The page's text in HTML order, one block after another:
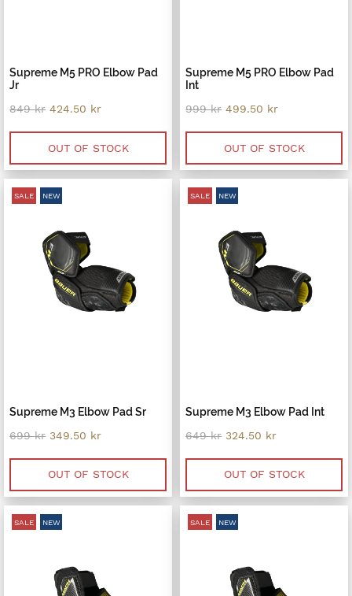
Supreme M5 PRO Elbow Pad
Jr
849kr Original
was:
849 kr.
424.50 krCurrent
is:
424.50 kr.
OUT OF STOCK
Supreme M5 PRO Elbow Pad
Int
999kr Original
was:
999 kr.
499.50 krCurrent
is:
499.50 kr.
OUT OF STOCK
SALE NEW
Supreme M3 Elbow Pad Sr
699kr Original
was:
699 kr.
349.50 krCurrent
is:
349.50 kr.
OUT OF STOCK
SALE NEW
Supreme M3 Elbow Pad Int
649kr Original
was:
649 kr.
324.50 krCurrent
is:
324.50 kr.
OUT OF STOCK
SALE NEW SALE NEW